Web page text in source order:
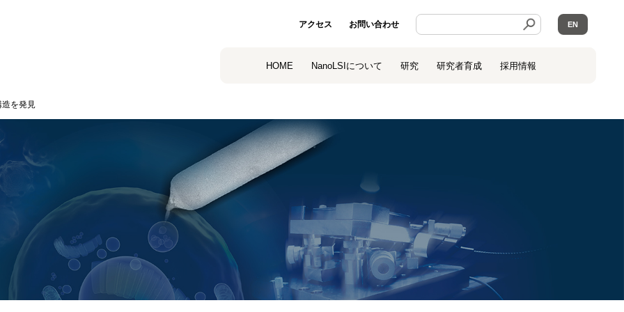
アクセス お問い合わせ EN
HOME NanoLSIについて 研究 研究者育成 採用情報
造を発見